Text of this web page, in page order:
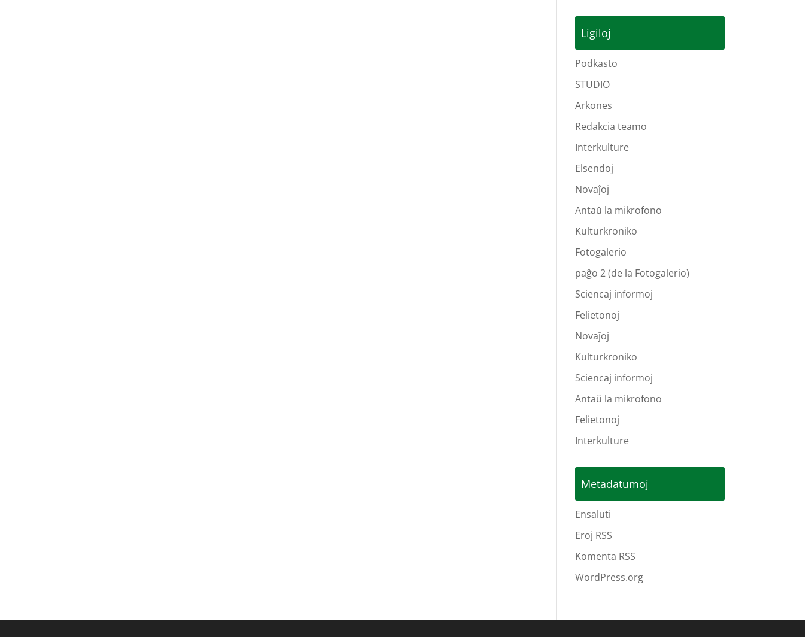
Ligiloj
Podkasto
STUDIO
Arkones
Redakcia teamo
Interkulture
Elsendoj
Novaĵoj
Antaŭ la mikrofono
Kulturkroniko
Fotogalerio
paĝo 2 (de la Fotogalerio)
Sciencaj informoj
Felietonoj
Novaĵoj
Kulturkroniko
Sciencaj informoj
Antaŭ la mikrofono
Felietonoj
Interkulture
Metadatumoj
Ensaluti
Eroj RSS
Komenta RSS
WordPress.org